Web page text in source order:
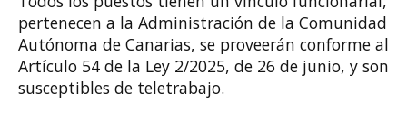
pertenecen a la Administración de la Comunidad
Autónoma de Canarias, se proveerán conforme al
Artículo 54 de la Ley 2/2025, de 26 de junio, y son
susceptibles de teletrabajo.